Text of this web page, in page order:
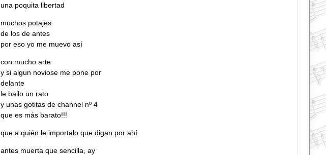
una poquita libertad
muchos potajes
de los de antes
por eso yo me muevo así
con mucho arte
y si algun noviose me pone por
delante
le bailo un rato
y unas gotitas de channel nº 4
que es más barato!!!
que a quién le importalo que digan por ahí
antes muerta que sencilla, ay